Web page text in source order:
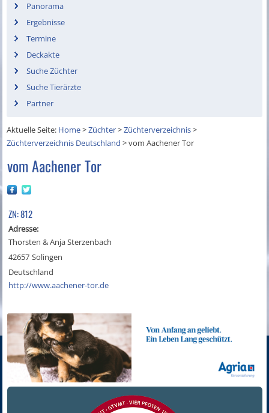
Panorama
Ergebnisse
Termine
Deckakte
Suche Züchter
Suche Tierärzte
Partner
Aktuelle Seite: Home>Züchter>Züchterverzeichnis>
Züchterverzeichnis Deutschland >vom Aachener Tor
vom Aachener Tor
ZN: 812
Adresse:
Thorsten & Anja Sterzenbach
42657 Solingen
Deutschland
http://www.aachener-tor.de